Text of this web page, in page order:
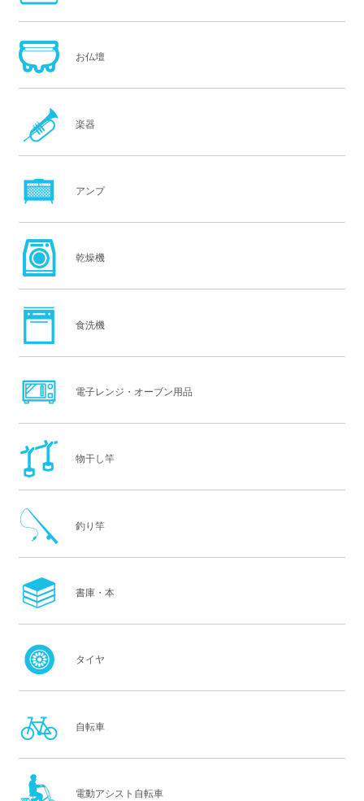
お仏壇
楽器
アンプ
乾燥機
食洗機
電子レンジ・オーブン用品
物干し竿
釣り竿
書庫・本
タイヤ
自転車
電動アシスト自転車